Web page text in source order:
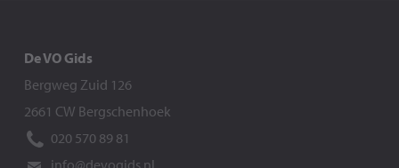
De VO Gids
Bergweg Zuid 126
2661 CW Bergschenhoek
020 570 89 81
info@devogids.nl